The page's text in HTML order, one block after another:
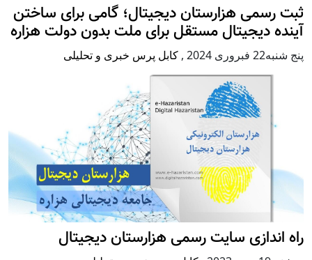
ثبت رسمی هزارستان دیجیتال؛ گامی برای ساختن
آینده دیجیتال مستقل برای ملت بدون دولت هزاره
پنج شنبه22 فبروری 2024 , کابل پرس خبری و تحلیلی
راه اندازی سایت رسمی هزارستان دیجیتال